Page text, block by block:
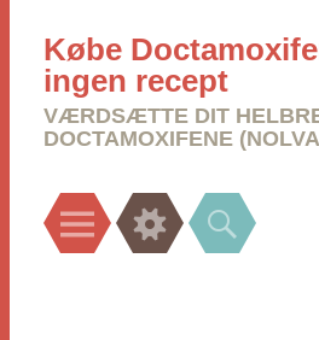
Købe
ingen recept
VÆRDSÆTTE DIT
DOCTAMOXIFENE
Menu Widgets Search